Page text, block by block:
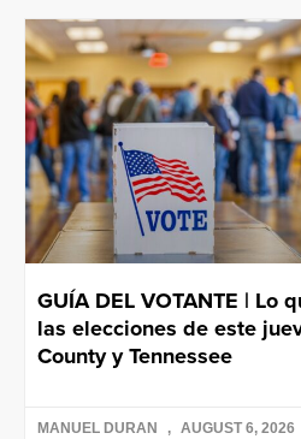
GUÍA DEL VOTANTE | Lo
las elecciones de este
County y Tennessee
MANUEL DURAN AUGUST 6, 2026